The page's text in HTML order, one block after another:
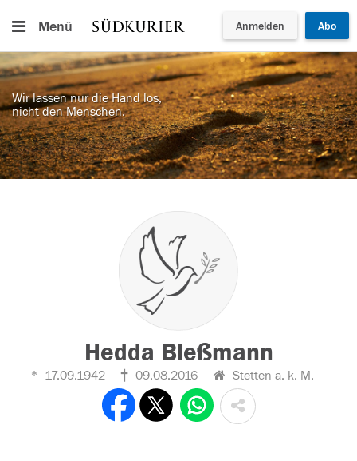
Menü Anmelden Abo
Wir lassen nur die Hand los,
nicht den Menschen.
Hedda Bleßmann
17.09.1942 09.08.2016 Stetten a. k. M.